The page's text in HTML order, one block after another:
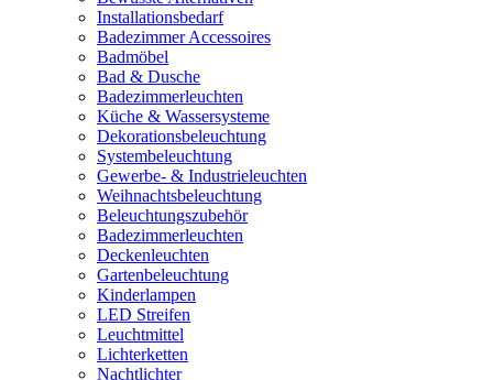
Installationsbedarf
Badezimmer Accessoires
Badmöbel
Bad & Dusche
Badezimmerleuchten
Küche & Wassersysteme
Dekorationsbeleuchtung
Systembeleuchtung
Gewerbe- & Industrieleuchten
Weihnachtsbeleuchtung
Beleuchtungszubehör
Badezimmerleuchten
Deckenleuchten
Gartenbeleuchtung
Kinderlampen
LED Streifen
Leuchtmittel
Lichterketten
Nachtlichter